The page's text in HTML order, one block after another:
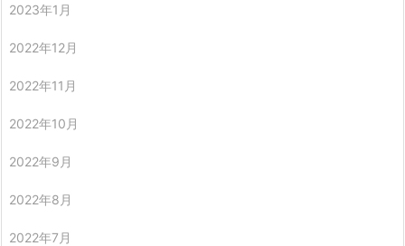
2023年1月
2022年12月
2022年11月
2022年10月
2022年9月
2022年8月
2022年7月